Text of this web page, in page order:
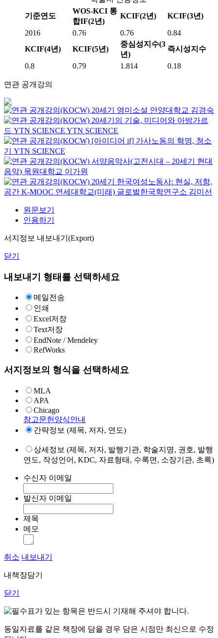
기준연도
WOS-KCI 통
합IF(2년)
KCIF(2년) KCIF(3년)
2016 0.76 0.76
0.84
KCIF(4년)
KCIF(5년)
중심성지수(3
년)
즉시성지수
0.8 0.79 1.814 0.18
연관 공개강의
20세기 영미소설 안양대학교 김경숙
20세기의 기술, 미디어와 아방가르
드 YTN SCIENCE YTN SCIENCE
[아이디어 if] 가사노동의 혁명, 청소
기
YTN SCIENCE
서양음악사(고전시대 – 20세기 현대
음악) 목원대학교 이가원
20세기 한국여성노동사: 현실, 저항,
공간 K-MOOC 연세대학교(미래) 글로벌한국학연구소 김미선
원문보기
인용하기
서지정보 내보내기(Export)
닫기
내보내기 형태를 선택하세요
메일전송
인쇄
Excel저장
Text저장
EndNote / Mendeley
RefWorks
서지정보의 형식을 선택하세요
MLA
APA
Chicago
참고문헌양식안내
간략정보 (제목, 저자, 연도)
상세정보 (제목, 저자, 발행기관, 학술지명, 권호, 발행
연도, 작성언어, KDC, 자료형태, 수록면, 소장기관, 초록)
수신자 이메일
발신자 이메일
제목
메모
취소 내보내기
내책장담기
닫기
표가 있는 항목은 반드시 기재해 주셔야 합니다.
동일자료를 같은 책장에 담을 경우 담은 시점만 최신으로 수정